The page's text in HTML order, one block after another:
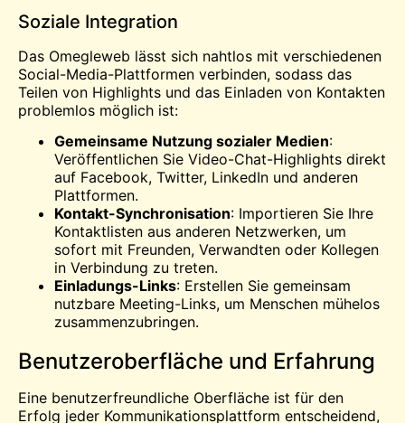
Soziale Integration
Das Omegleweb lässt sich nahtlos mit verschiedenen
Social-Media-Plattformen verbinden, sodass das
Teilen von Highlights und das Einladen von Kontakten
problemlos möglich ist:
Gemeinsame Nutzung sozialer Medien:
Veröffentlichen Sie Video-Chat-Highlights direkt
auf Facebook, Twitter, LinkedIn und anderen
Plattformen.
Kontakt-Synchronisation: Importieren Sie Ihre
Kontaktlisten aus anderen Netzwerken, um
sofort mit Freunden, Verwandten oder Kollegen
in Verbindung zu treten.
Einladungs-Links: Erstellen Sie gemeinsam
nutzbare Meeting-Links, um Menschen mühelos
zusammenzubringen.
Benutzeroberfläche und Erfahrung
Eine benutzerfreundliche Oberfläche ist für den
Erfolg jeder Kommunikationsplattform entscheidend,